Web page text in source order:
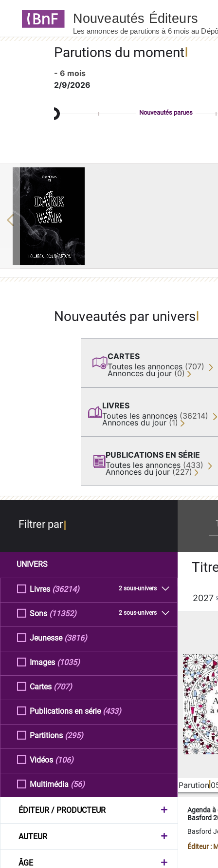
Parutions du moment
- 6 mois
2/9/2026
Nouveautés parues
Previous
Nouveautés par univers
CARTES
Toutes les annonces (707)
Annonces du jour (0)
LIVRES
Toutes les annonces (36214)
Annonces du jour (1)
PUBLICATIONS EN SÉRIE
Toutes les annonces (433)
Annonces du jour (227)
Filtrer par
UNIVERS
Livres 2 sous-univers
(36214)
Sons 2 sous-univers
(11352)
Jeunesse (3816)
Images (1035)
Cartes (707)
Publications en série (433)
Partitions (295)
Vidéos (106)
Multimédia (56)
ÉDITEUR / PRODUCTEUR
AUTEUR
ÂGE
2027
Parution
Agenda
Basford
Basford
Éditeur :